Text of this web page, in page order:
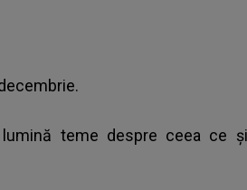
teme despre ceea ce